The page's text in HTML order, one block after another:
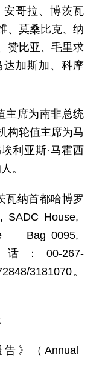
安哥拉、博茨瓦
、莫桑比克、纳
赞比亚、毛里求
达加斯加、科摩
主席为南非总统
构轮值主席为马
利亚斯·马霍西
。
瓦纳首都哈博罗
SADC House,
Bag 0095,
话：00-267-
3181070。
。
》（Annual